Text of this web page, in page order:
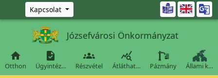
Ugrás a fő tartalomra
Kapcsolat 
Józsefvárosi Önkormányzat

Otthon

Ügyintéz…

Részvétel

Átláthat… Pázmány Állami k…